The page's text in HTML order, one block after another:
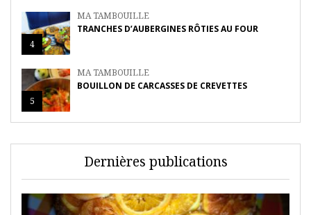
4
MA TAMBOUILLE
TRANCHES D’AUBERGINES RÔTIES AU FOUR
5
MA TAMBOUILLE
BOUILLON DE CARCASSES DE CREVETTES
Dernières publications